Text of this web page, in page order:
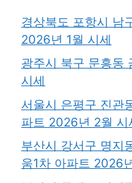
경상북도 포항시 남
2026년 1월 시세
광주시 북구 문흥동
시세
서울시 은평구 진관
파트 2026년 2월 시
부산시 강서구 명지
움1차 아파트 2026